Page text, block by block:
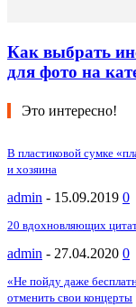
Как выбрать
для фото на
Это интересно!
В пластиковой сумке
и хозяина
admin - 15.09.2019 0
20 вдохновляющих
admin - 27.04.2020 0
«Не пойду даже
отменить свои концерты